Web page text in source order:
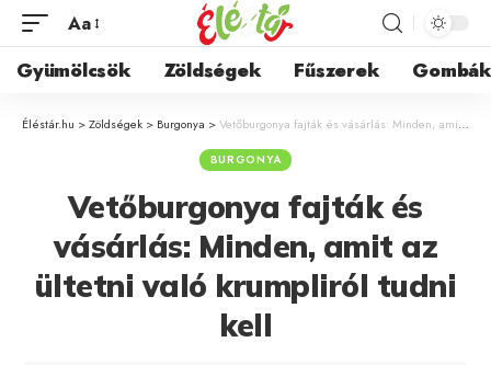
Aa
Gyümölcsök Zöldségek Fűszerek Gombák
Éléstár.hu >Zöldségek > Burgonya >Vetőburgonya fajták és vásárlás: Minden, amit az ültetni való krumpliról tudni kell
BURGONYA
Vetőburgonya fajták és
vásárlás: Minden, amit az
ültetni való krumpliról tudni
kell